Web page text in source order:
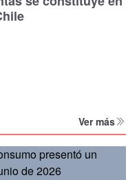
Ver más